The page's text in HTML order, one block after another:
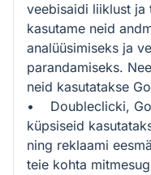
veebisaidi liiklust ja
kasutame neid
analüüsimiseks ja
parandamiseks.
neid kasutatakse
• Doubleclicki,
küpsiseid
ning reklaami
teie kohta